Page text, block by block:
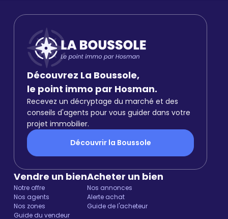
Découvrez La Boussole,
le point immo par Hosman.
Recevez un décryptage du marché et des
conseils d'agents pour vous guider dans votre
projet immobilier.
Découvrir la Boussole
Vendre un bien
Notre offre
Nos agents
Nos zones
Guide du vendeur
Acheter un bien
Nos annonces
Alerte achat
Guide de l'acheteur